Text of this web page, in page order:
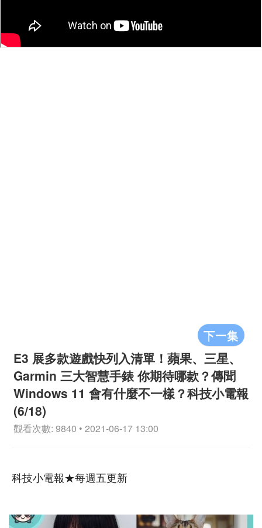
下一集
E3 展多款遊戲快列入清單！蘋果、三星、
Garmin 三大智慧手錶 你期待哪款？傳聞
Windows 11 會有什麼不一樣？科技小電報
(6/18)
觀看次數: 9840 • 2021-06-17 13:00
科技小電報★每週五更新